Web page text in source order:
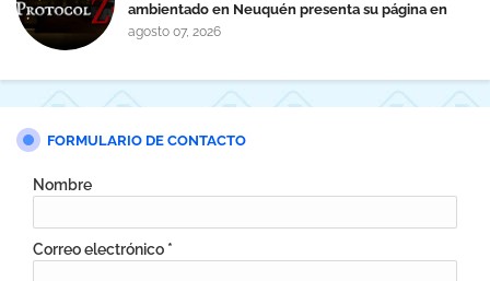
ambientado en Neuquén presenta su página en
Steam
agosto 07, 2026
FORMULARIO DE CONTACTO
Nombre
Correo electrónico *